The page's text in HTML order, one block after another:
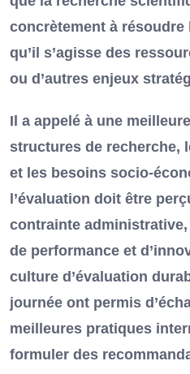
concrètement à
qu’il s’agisse des
ou d’autres enjeux
Il a appelé à une
structures de recherche,
et les besoins socio-
l’évaluation doit être
contrainte
de performance et
culture d’évaluation
journée ont permis
meilleures pratiques
formuler des